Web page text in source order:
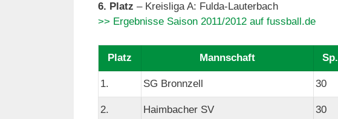
6. Platz – Kreisliga A: Fulda-Lauterbach
>> Ergebnisse Saison 2011/2012 auf fussball.de
Platz Mannschaft Sp.
1. SG Bronnzell 30
2. Haimbacher SV 30